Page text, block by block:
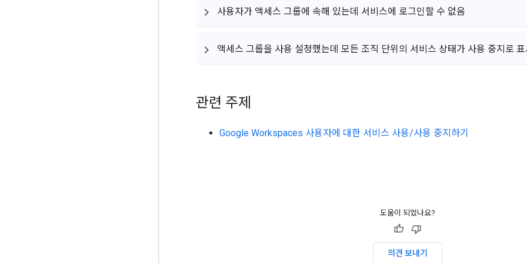
사용자가 액세스 그룹에 속해 있는데 서비스에 로그인할 수 없음
액세스 그룹을 사용 설정했는데 모든 조직 단위의 서비스 상태가 사용 중지로
관련 주제
Google Workspaces 사용자에 대한 서비스 사용/사용 중지하기
도움이 되었나요?
의견 보내기